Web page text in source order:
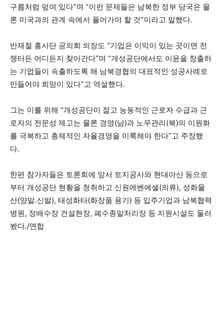
구름처럼 덮여 있다”며 “이런 문제들은 남북한 정부 당국은 물
론 미국과의 관계 속에서 풀어가야 할 것”이라고 말했다.
반재철 흥사단 공의회 의장도 “기업은 이익이 있는 곳이면 전
쟁터든 어디든지 찾아간다”며 “개성공단에서도 이윤을 창출하
는 기업들이 속출하도록 해 남북경협의 대표적인 성공사례로
만들어야 희망이 있다”고 역설했다.
그는 이를 위해 “개성공단이 젊고 능동적인 근로자 수급과 근
로자의 전문성 제고는 물론 경영(남)과 노무관리(북)의 이원화
를 극복하고 총체적인 자율경영을 이룩해야 한다”고 주장했
다.
한편 참가자들은 토론회에 앞서 토지공사와 현대아산 등으로
부터 개성공단 현황을 청취하고 신원에벤에셀(의류), 성화물
산(양말.신발), 태성화타(화장품 용기) 등 입주기업과 남북협력
병원, 정배수장 건설현장, 폐수종말처리장 등 지원시설도 둘러
봤다./연합